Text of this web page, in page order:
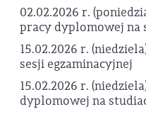
02.02.2026 r.
pracy dyplomowej na
15.02.2026 r.
sesji egzaminacyjnej
15.02.2026 r.
dyplomowej na